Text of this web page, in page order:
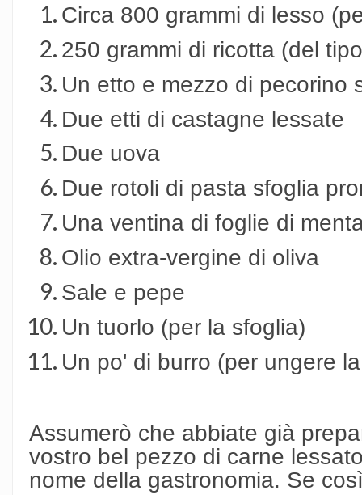
Circa 800 grammi di lesso
250 grammi di ricotta (del
Un etto e mezzo di pecorino
Due etti di castagne lessate
Due uova
Due rotoli di pasta sfoglia
Una ventina di foglie di
Olio extra-vergine di oliva
Sale e pepe
Un tuorlo (per la sfoglia)
Un po' di burro (per ungere
Assumerò che abbiate già
vostro bel pezzo di carne
nome della gastronomia. Se